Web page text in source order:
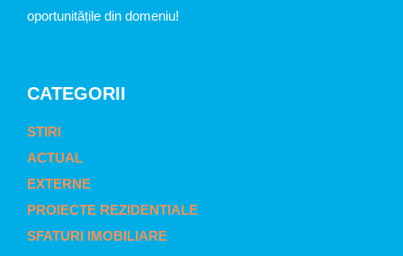
oportunitățile din domeniu!
CATEGORII
STIRI
ACTUAL
EXTERNE
PROIECTE REZIDENTIALE
SFATURI IMOBILIARE